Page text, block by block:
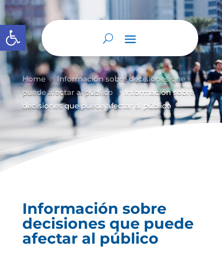
Abrir barra de herramientas
Home 9 Información sobre decisiones que
puede afectar al público 9 Información sobre
decisiones que puede afectar al público
Información sobre
decisiones que puede
afectar al público